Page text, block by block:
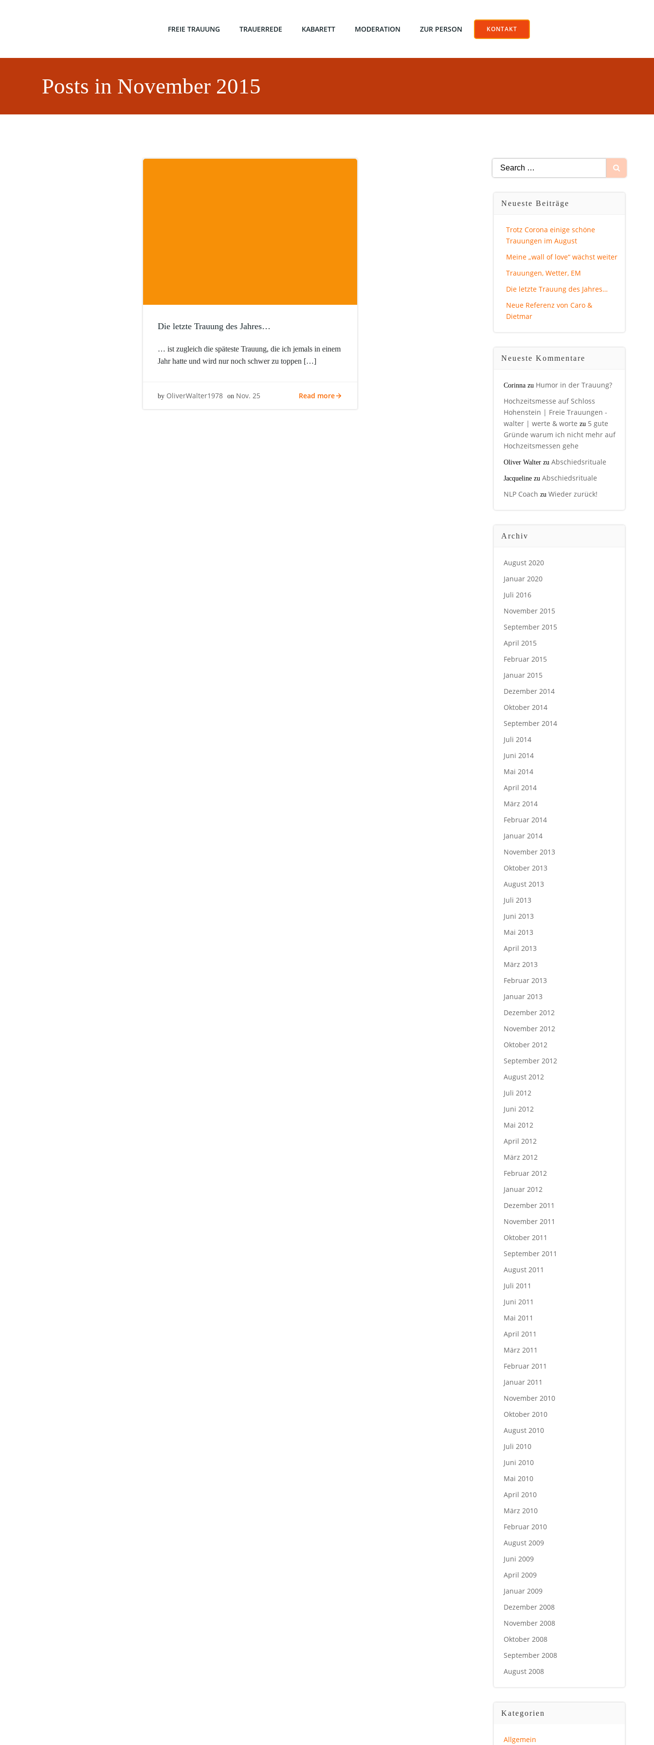
FREIE TRAUUNG TRAUERREDE KABARETT MODERATION ZUR PERSON KONTAKT
Posts in November 2015
Die letzte Trauung des Jahres…
… ist zugleich die späteste Trauung, die ich jemals in einem
Jahr hatte und wird nur noch schwer zu toppen […]
by OliverWalter1978 on Nov. 25 Read more
Search
for:
Neueste Beiträge
Trotz Corona einige schöne
Trauungen im August
Meine „wall of love“ wächst weiter
Trauungen, Wetter, EM
Die letzte Trauung des Jahres…
Neue Referenz von Caro &
Dietmar
Neueste Kommentare
Corinnazu Humor in der Trauung?
Hochzeitsmesse auf Schloss
Hohenstein | Freie Trauungen -
walter | werte & worte zu 5 gute
Gründe warum ich nicht mehr auf
Hochzeitsmessen gehe
Oliver Walterzu Abschiedsrituale
Jacquelinezu Abschiedsrituale
NLP Coach zu Wieder zurück!
Archiv
August 2020
Januar 2020
Juli 2016
November 2015
September 2015
April 2015
Februar 2015
Januar 2015
Dezember 2014
Oktober 2014
September 2014
Juli 2014
Juni 2014
Mai 2014
April 2014
März 2014
Februar 2014
Januar 2014
November 2013
Oktober 2013
August 2013
Juli 2013
Juni 2013
Mai 2013
April 2013
März 2013
Februar 2013
Januar 2013
Dezember 2012
November 2012
Oktober 2012
September 2012
August 2012
Juli 2012
Juni 2012
Mai 2012
April 2012
März 2012
Februar 2012
Januar 2012
Dezember 2011
November 2011
Oktober 2011
September 2011
August 2011
Juli 2011
Juni 2011
Mai 2011
April 2011
März 2011
Februar 2011
Januar 2011
November 2010
Oktober 2010
August 2010
Juli 2010
Juni 2010
Mai 2010
April 2010
März 2010
Februar 2010
August 2009
Juni 2009
April 2009
Januar 2009
Dezember 2008
November 2008
Oktober 2008
September 2008
August 2008
Kategorien
Allgemein